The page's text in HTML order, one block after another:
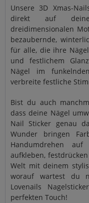
Unsere 3D Xmas-
direkt auf
dreidimensionalen
bezaubernde,
für alle, die ihre
und festlichem
Nägel im
verbreite festliche
Bist du auch
dass deine Nägel
Nail Sticker genau
Wunder bringen
Handumdrehen
aufkleben,
Welt mit deinem
worauf wartest du
Lovenails
perfekten Touch!